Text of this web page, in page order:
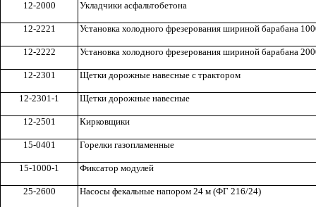
12-2000 Укладчики асфальтобетона
12-2221 Установка холодного фрезерования шириной барабана
12-2222 Установка холодного фрезерования шириной барабана
12-2301 Щетки дорожные навесные с трактором
12-2301-1 Щетки дорожные навесные
12-2501 Кирковщики
15-0401 Горелки газопламенные
15-1000-1 Фиксатор модулей
25-2600 Насосы фекальные напором 24 м (ФГ 216/24)